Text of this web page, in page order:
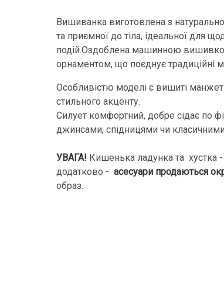
Вишиванка виготовлена з
та приємної до тіла, ідеальної для
подій.Оздоблена машинною
орнаментом, що поєднує традиційні
Особливістю моделі є вишиті
стильного акценту.
Силует комфортний, добре сідає по
джинсами, спідницями чи
УВАГА! Кишенька ладунка та
додатково - асесуари продаються
образ.